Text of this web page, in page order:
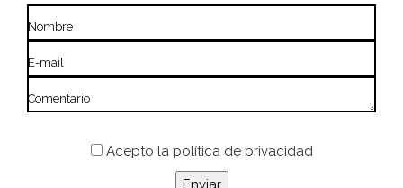
Nombre
E-mail
Comentario
Acepto la política de privacidad